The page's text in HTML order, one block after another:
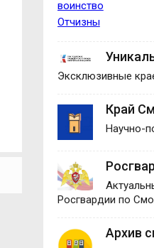
Эксклюзивные
Край
Научно-
Росгвардии по
Архив